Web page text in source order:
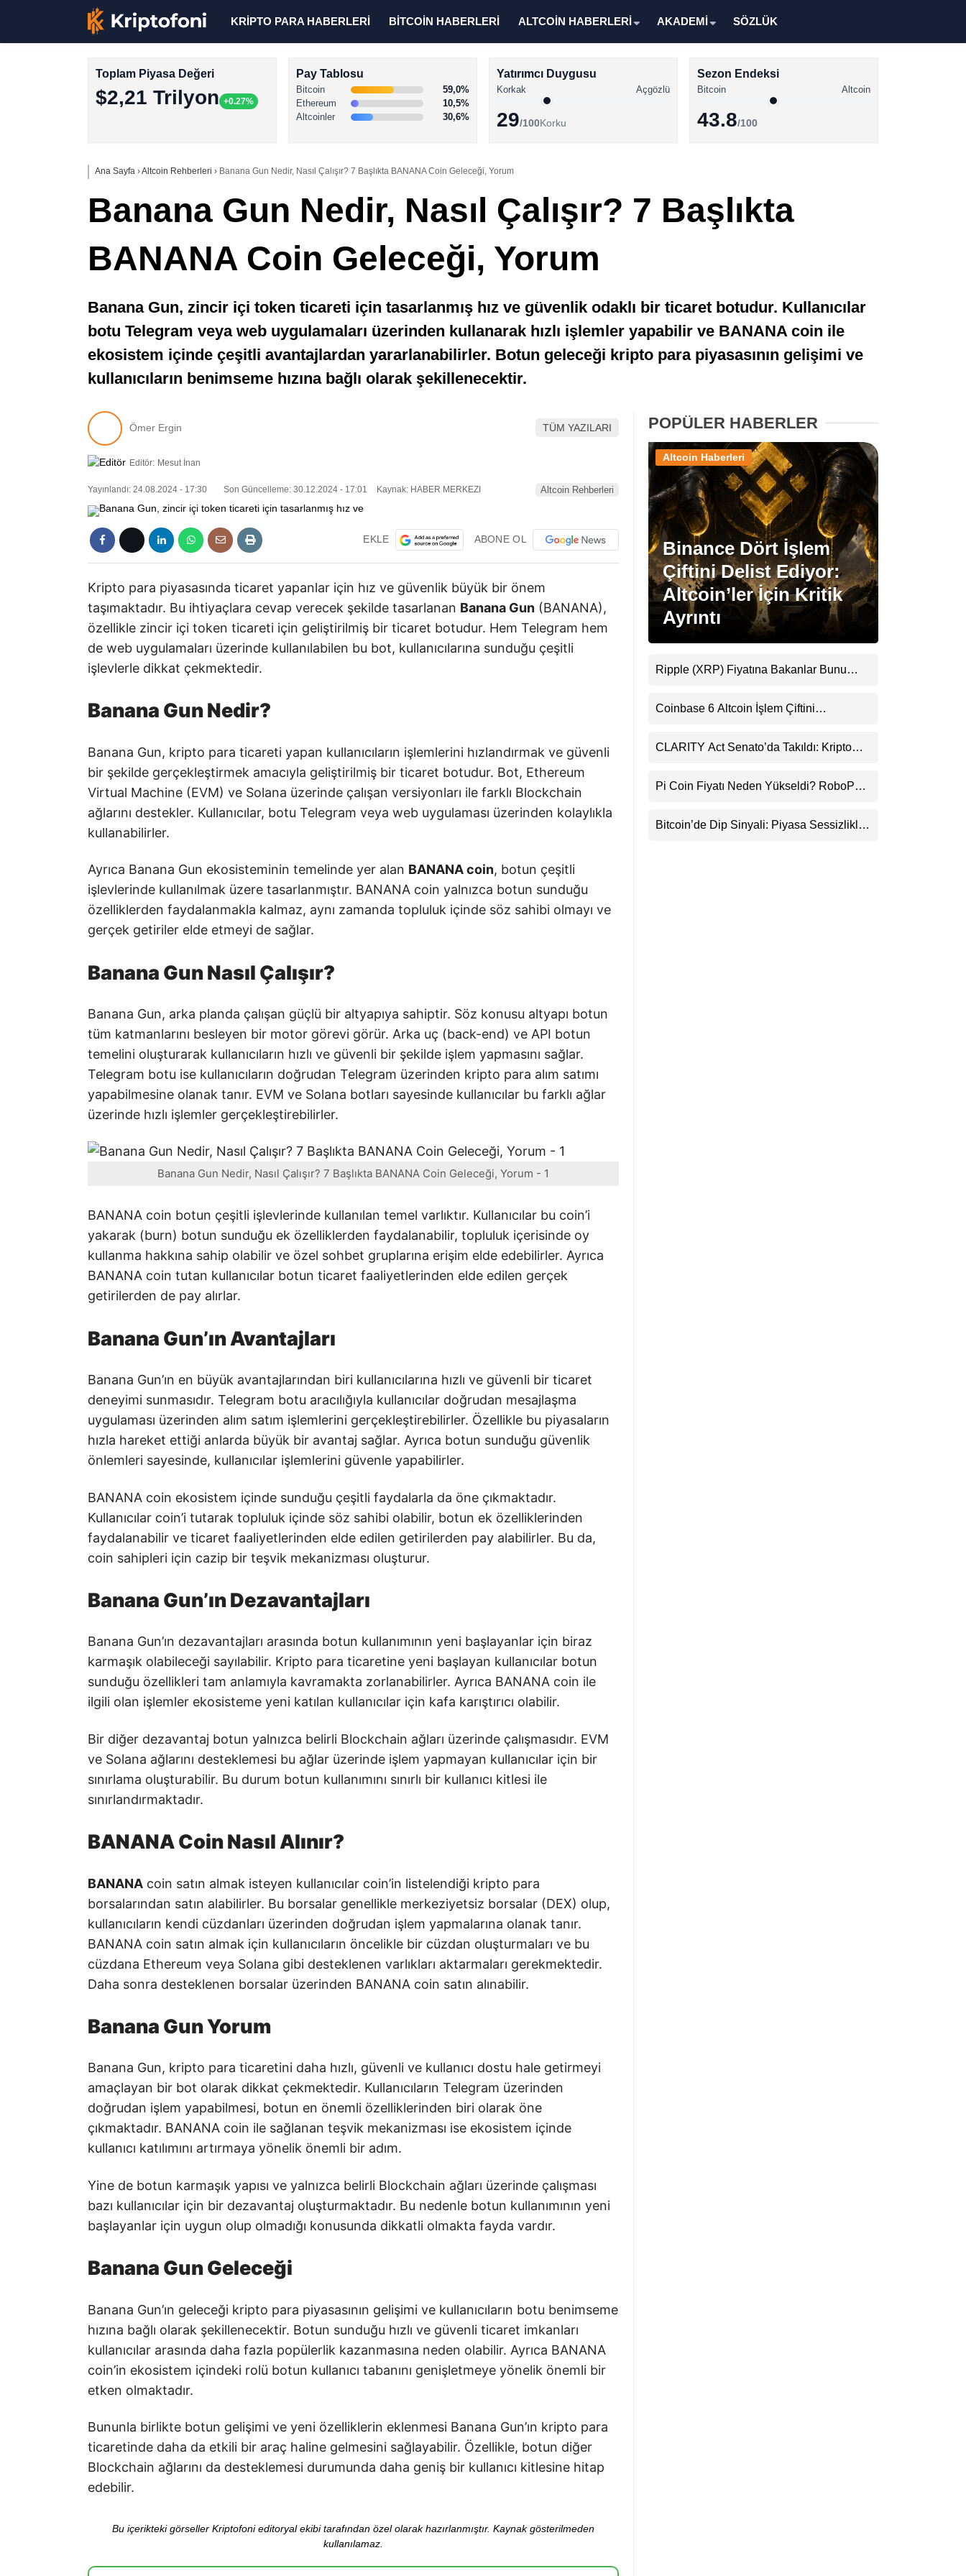
Stablecoin Haberleri
Instagram
Youtube
TikTok
Pinterest
KRİPTO PARA HABERLERİ BİTCOİN HABERLERİ ALTCOİN HABERLERİ AKADEMİ SÖZLÜK
Toplam Piyasa Değeri
$2,21 Trilyon +0.27%
Pay Tablosu
Bitcoin
59,0%
Ethereum
10,5%
Altcoinler
30,6%
Yatırımcı Duygusu
Korkak Açgözlü
29/100Korku
Sezon Endeksi
Bitcoin Altcoin
43.8/100
Ana Sayfa ›Altcoin Rehberleri › Banana Gun Nedir, Nasıl Çalışır? 7 Başlıkta BANANA Coin Geleceği, Yorum
Banana Gun Nedir, Nasıl Çalışır? 7 Başlıkta
BANANA Coin Geleceği, Yorum
Banana Gun, zincir içi token ticareti için tasarlanmış hız ve güvenlik odaklı bir ticaret botudur. Kullanıcılar
botu Telegram veya web uygulamaları üzerinden kullanarak hızlı işlemler yapabilir ve BANANA coin ile
ekosistem içinde çeşitli avantajlardan yararlanabilirler. Botun geleceği kripto para piyasasının gelişimi ve
kullanıcıların benimseme hızına bağlı olarak şekillenecektir.
Ömer Ergin TÜM YAZILARI
Editör: Mesut İnan
Yayınlandı: 24.08.2024 - 17:30 Son Güncelleme: 30.12.2024 - 17:01 Kaynak: HABER MERKEZI Altcoin Rehberleri
EKLE ABONE OL
Kripto para piyasasında ticaret yapanlar için hız ve güvenlik büyük bir önem
taşımaktadır. Bu ihtiyaçlara cevap verecek şekilde tasarlanan Banana Gun (BANANA),
özellikle zincir içi token ticareti için geliştirilmiş bir ticaret botudur. Hem Telegram hem
de web uygulamaları üzerinde kullanılabilen bu bot, kullanıcılarına sunduğu çeşitli
işlevlerle dikkat çekmektedir.
Banana Gun Nedir?
Banana Gun, kripto para ticareti yapan kullanıcıların işlemlerini hızlandırmak ve güvenli
bir şekilde gerçekleştirmek amacıyla geliştirilmiş bir ticaret botudur. Bot, Ethereum
Virtual Machine (EVM) ve Solana üzerinde çalışan versiyonları ile farklı Blockchain
ağlarını destekler. Kullanıcılar, botu Telegram veya web uygulaması üzerinden kolaylıkla
kullanabilirler.
Ayrıca Banana Gun ekosisteminin temelinde yer alan BANANA coin, botun çeşitli
işlevlerinde kullanılmak üzere tasarlanmıştır. BANANA coin yalnızca botun sunduğu
özelliklerden faydalanmakla kalmaz, aynı zamanda topluluk içinde söz sahibi olmayı ve
gerçek getiriler elde etmeyi de sağlar.
Banana Gun Nasıl Çalışır?
Banana Gun, arka planda çalışan güçlü bir altyapıya sahiptir. Söz konusu altyapı botun
tüm katmanlarını besleyen bir motor görevi görür. Arka uç (back-end) ve API botun
temelini oluşturarak kullanıcıların hızlı ve güvenli bir şekilde işlem yapmasını sağlar.
Telegram botu ise kullanıcıların doğrudan Telegram üzerinden kripto para alım satımı
yapabilmesine olanak tanır. EVM ve Solana botları sayesinde kullanıcılar bu farklı ağlar
üzerinde hızlı işlemler gerçekleştirebilirler.
Banana Gun Nedir, Nasıl Çalışır? 7 Başlıkta BANANA Coin Geleceği, Yorum - 1
BANANA coin botun çeşitli işlevlerinde kullanılan temel varlıktır. Kullanıcılar bu coin’i
yakarak (burn) botun sunduğu ek özelliklerden faydalanabilir, topluluk içerisinde oy
kullanma hakkına sahip olabilir ve özel sohbet gruplarına erişim elde edebilirler. Ayrıca
BANANA coin tutan kullanıcılar botun ticaret faaliyetlerinden elde edilen gerçek
getirilerden de pay alırlar.
Banana Gun’ın Avantajları
Banana Gun’ın en büyük avantajlarından biri kullanıcılarına hızlı ve güvenli bir ticaret
deneyimi sunmasıdır. Telegram botu aracılığıyla kullanıcılar doğrudan mesajlaşma
uygulaması üzerinden alım satım işlemlerini gerçekleştirebilirler. Özellikle bu piyasaların
hızla hareket ettiği anlarda büyük bir avantaj sağlar. Ayrıca botun sunduğu güvenlik
önlemleri sayesinde, kullanıcılar işlemlerini güvenle yapabilirler.
BANANA coin ekosistem içinde sunduğu çeşitli faydalarla da öne çıkmaktadır.
Kullanıcılar coin’i tutarak topluluk içinde söz sahibi olabilir, botun ek özelliklerinden
faydalanabilir ve ticaret faaliyetlerinden elde edilen getirilerden pay alabilirler. Bu da,
coin sahipleri için cazip bir teşvik mekanizması oluşturur.
Banana Gun’ın Dezavantajları
Banana Gun’ın dezavantajları arasında botun kullanımının yeni başlayanlar için biraz
karmaşık olabileceği sayılabilir. Kripto para ticaretine yeni başlayan kullanıcılar botun
sunduğu özellikleri tam anlamıyla kavramakta zorlanabilirler. Ayrıca BANANA coin ile
ilgili olan işlemler ekosisteme yeni katılan kullanıcılar için kafa karıştırıcı olabilir.
Bir diğer dezavantaj botun yalnızca belirli Blockchain ağları üzerinde çalışmasıdır. EVM
ve Solana ağlarını desteklemesi bu ağlar üzerinde işlem yapmayan kullanıcılar için bir
sınırlama oluşturabilir. Bu durum botun kullanımını sınırlı bir kullanıcı kitlesi ile
sınırlandırmaktadır.
BANANA Coin Nasıl Alınır?
BANANA coin satın almak isteyen kullanıcılar coin’in listelendiği kripto para
borsalarından satın alabilirler. Bu borsalar genellikle merkeziyetsiz borsalar (DEX) olup,
kullanıcıların kendi cüzdanları üzerinden doğrudan işlem yapmalarına olanak tanır.
BANANA coin satın almak için kullanıcıların öncelikle bir cüzdan oluşturmaları ve bu
cüzdana Ethereum veya Solana gibi desteklenen varlıkları aktarmaları gerekmektedir.
Daha sonra desteklenen borsalar üzerinden BANANA coin satın alınabilir.
Banana Gun Yorum
Banana Gun, kripto para ticaretini daha hızlı, güvenli ve kullanıcı dostu hale getirmeyi
amaçlayan bir bot olarak dikkat çekmektedir. Kullanıcıların Telegram üzerinden
doğrudan işlem yapabilmesi, botun en önemli özelliklerinden biri olarak öne
çıkmaktadır. BANANA coin ile sağlanan teşvik mekanizması ise ekosistem içinde
kullanıcı katılımını artırmaya yönelik önemli bir adım.
Yine de botun karmaşık yapısı ve yalnızca belirli Blockchain ağları üzerinde çalışması
bazı kullanıcılar için bir dezavantaj oluşturmaktadır. Bu nedenle botun kullanımının yeni
başlayanlar için uygun olup olmadığı konusunda dikkatli olmakta fayda vardır.
Banana Gun Geleceği
Banana Gun’ın geleceği kripto para piyasasının gelişimi ve kullanıcıların botu benimseme
hızına bağlı olarak şekillenecektir. Botun sunduğu hızlı ve güvenli ticaret imkanları
kullanıcılar arasında daha fazla popülerlik kazanmasına neden olabilir. Ayrıca BANANA
coin’in ekosistem içindeki rolü botun kullanıcı tabanını genişletmeye yönelik önemli bir
etken olmaktadır.
Bununla birlikte botun gelişimi ve yeni özelliklerin eklenmesi Banana Gun’ın kripto para
ticaretinde daha da etkili bir araç haline gelmesini sağlayabilir. Özellikle, botun diğer
Blockchain ağlarını da desteklemesi durumunda daha geniş bir kullanıcı kitlesine hitap
edebilir.
Bu içerikteki görseller Kriptofoni editoryal ekibi tarafından özel olarak hazırlanmıştır. Kaynak gösterilmeden
kullanılamaz.
POPÜLER HABERLER
Binance Dört İşlem
Çiftini Delist Ediyor:
Altcoin’ler İçin Kritik
Ayrıntı
Altcoin Haberleri
Ripple (XRP) Fiyatına Bakanlar Bunu
Uyarı
Coinbase 6 Altcoin İşlem Çiftini
CLARITY Act Senato’da Takıldı: Kripto
Pi Coin Fiyatı Neden Yükseldi? RoboPay
Destekledi
Bitcoin’de Dip Sinyali: Piyasa Sessizlikle